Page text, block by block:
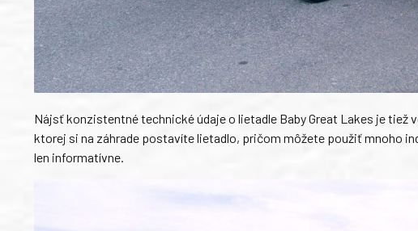
Nájsť konzistentné technické údaje o lietadle Baby Great Lakes je
ktorej si na záhrade postavíte lietadlo, pričom môžete použiť mnoho
len informatívne.